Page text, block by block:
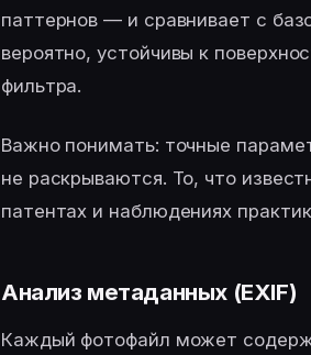
паттернов — и сравнивает с
вероятно, устойчивы к
фильтра.
Важно понимать: точные
не раскрываются. То, что
патентах и наблюдениях
Анализ метаданных (EXIF)
Каждый фотофайл может